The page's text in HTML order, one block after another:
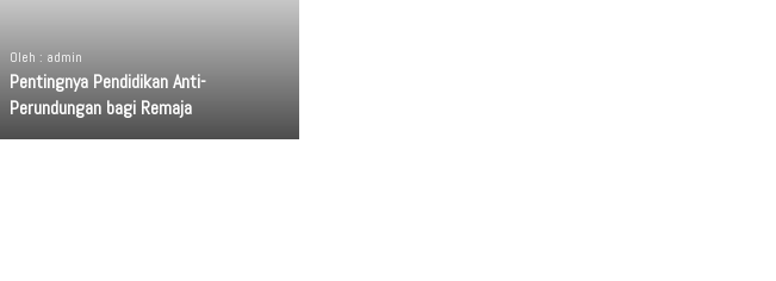
Oleh : admin
Pentingnya Pendidikan Anti-
Perundungan bagi Remaja